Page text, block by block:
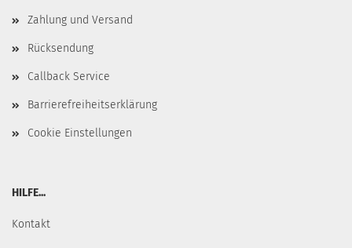
Zahlung und Versand
Rücksendung
Callback Service
Barrierefreiheitserklärung
Cookie Einstellungen
HILFE...
Kontakt